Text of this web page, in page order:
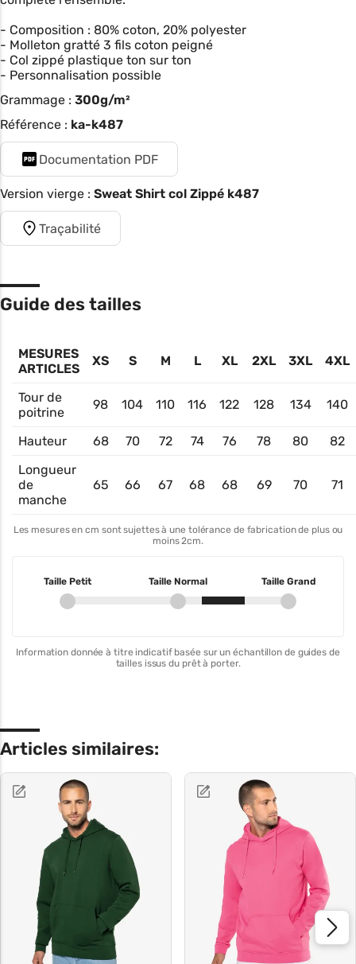
- Composition : 80% coton, 20% polyester
- Molleton gratté 3 fils coton peigné
- Col zippé plastique ton sur ton
- Personnalisation possible
Grammage : 300g/m²
Référence : ka-k487
Documentation PDF
Version vierge : Sweat Shirt col Zippé k487
Traçabilité
Guide des tailles
MESURES
ARTICLES
XS S M L XL 2XL 3XL 4XL
Tour de
poitrine
98 104 110 116 122 128 134 140
Hauteur 68 70 72 74 76 78 80
82
Longueur
de
manche
65 66 67 68 68 69 70 71
Les mesures en cm sont sujettes à une tolérance de fabrication de plus ou
moins 2cm.
Taille Petit Taille Normal Taille Grand
Information donnée à titre indicatif basée sur un échantillon de guides de
tailles issus du prêt à porter.
Articles similaires: